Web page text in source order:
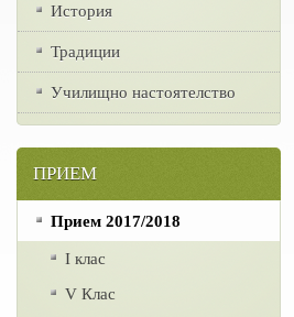
История
Традиции
Училищно настоятелство
ПРИЕМ
Прием 2017/2018
I клас
V Клас